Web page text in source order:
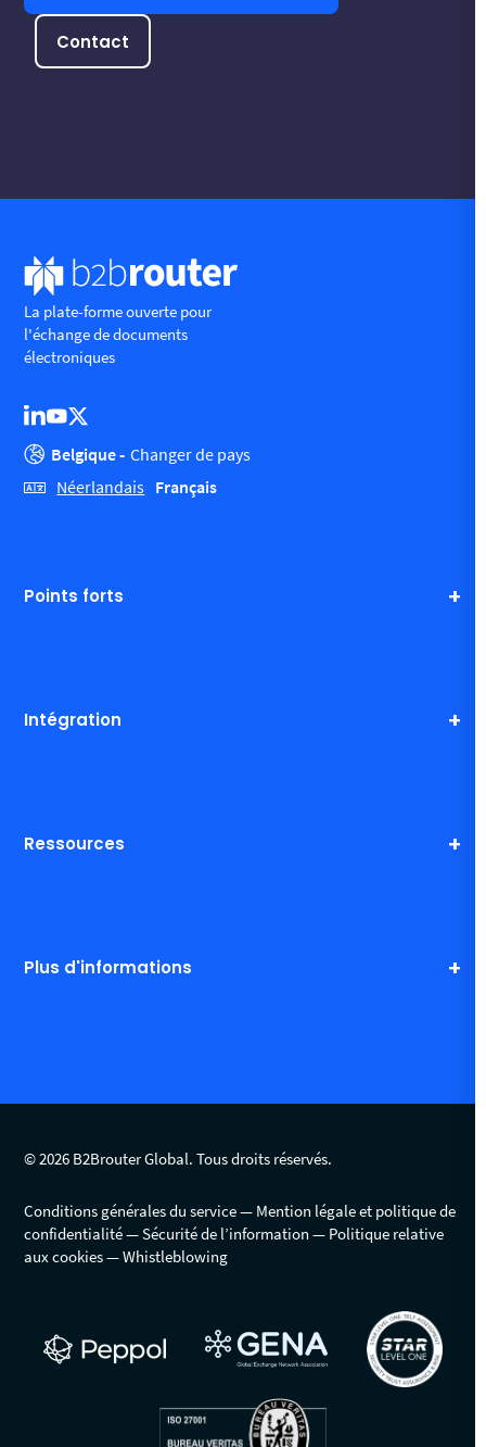
Contact
La plate-forme ouverte pour
l'échange de documents
électroniques
Belgique - Changer de pays
Néerlandais Français
Points forts
Intégration
Ressources
Plus d'informations
© 2026 B2Brouter Global. Tous droits réservés.
Conditions générales du service
Mention légale et politique de
confidentialité
Sécurité de l’information
Politique relative
aux cookies
Whistleblowing